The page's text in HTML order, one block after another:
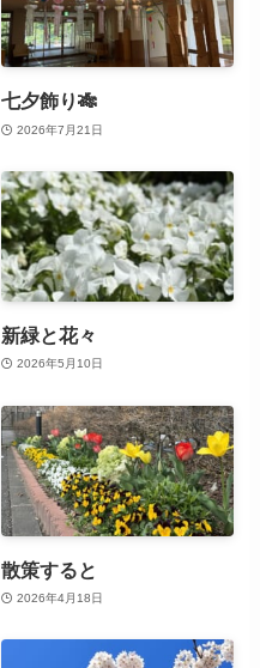
七夕飾り🎋
2026年7月21日
新緑と花々
2026年5月10日
散策すると
2026年4月18日